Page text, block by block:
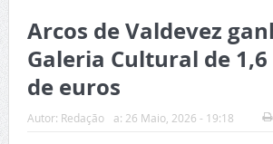
Arcos de Valdevez
Galeria Cultural de
de euros
Autor: Redação a: 26 Maio, 2026 - 19:18